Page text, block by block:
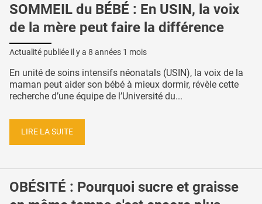
SOMMEIL du BÉBÉ : En USIN, la voix
de la mère peut faire la différence
Actualité publiée il y a 8 années 1 mois
En unité de soins intensifs néonatals (USIN), la voix de la
maman peut aider son bébé à mieux dormir, révèle cette
recherche d’une équipe de l’Université du...
LIRE LA SUITE
OBÉSITÉ : Pourquoi sucre et graisse